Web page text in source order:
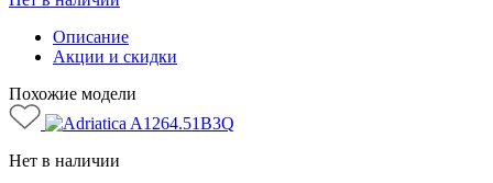
Описание
Акции и скидки
Похожие модели
Нет в наличии